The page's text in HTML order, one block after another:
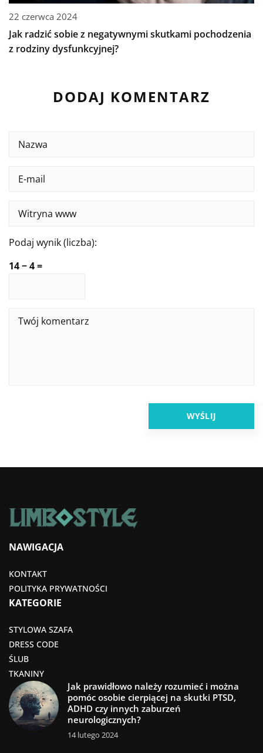
22 czerwca 2024
Jak radzić sobie z negatywnymi skutkami pochodzenia
z rodziny dysfunkcyjnej?
DODAJ KOMENTARZ
Podaj wynik (liczba):
14 − 4 =
NAWIGACJA
KONTAKT
POLITYKA PRYWATNOŚCI
KATEGORIE
STYLOWA SZAFA
DRESS CODE
ŚLUB
TKANINY
Jak prawidłowo należy rozumieć i można
pomóc osobie cierpiącej na skutki PTSD,
ADHD czy innych zaburzeń
neurologicznych?
14 lutego 2024